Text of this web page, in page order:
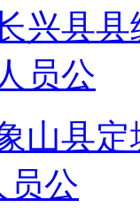
兴县县
员公
山县定
员公